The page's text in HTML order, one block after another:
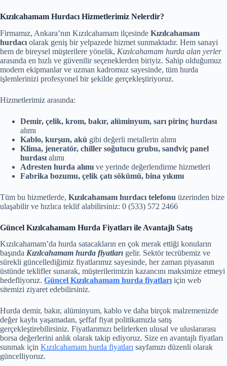
Kızılcahamam Hurdacı Hizmetlerimiz Nelerdir?
Firmamız, Ankara’nın Kızılcahamam ilçesinde Kızılcahamam
hurdacı olarak geniş bir yelpazede hizmet sunmaktadır. Hem sanayi
hem de bireysel müşterilere yönelik, Kızılcahamam hurda alan yerler
arasında en hızlı ve güvenilir seçeneklerden biriyiz. Sahip olduğumuz
modern ekipmanlar ve uzman kadromuz sayesinde, tüm hurda
işlemlerinizi profesyonel bir şekilde gerçekleştiriyoruz.
Hizmetlerimiz arasında:
Demir, çelik, krom, bakır, alüminyum, sarı pirinç hurdası
alımı
Kablo, kurşun, akü gibi değerli metallerin alımı
Klima, jeneratör, chiller soğutucu grubu, sandviç panel
hurdası alımı
Adresten hurda alımı ve yerinde değerlendirme hizmetleri
Fabrika bozumu, çelik çatı sökümü, bina yıkımı
Tüm bu hizmetlerde, Kızılcahamam hurdacı telefonu üzerinden bize
ulaşabilir ve hızlıca teklif alabilirsiniz: 0 (533) 572 2466
Güncel Kızılcahamam Hurda Fiyatları ile Avantajlı Satış
Kızılcahamam’da hurda satacakların en çok merak ettiği konuların
başında Kızılcahamam hurda fiyatları gelir. Sektör tecrübemiz ve
sürekli güncellediğimiz fiyatlarımız sayesinde, her zaman piyasanın
üstünde teklifler sunarak, müşterilerimizin kazancını maksimize etmeyi
hedefliyoruz. Güncel Kızılcahamam hurda fiyatları için web
sitemizi ziyaret edebilirsiniz.
Hurda demir, bakır, alüminyum, kablo ve daha birçok malzemenizde
değer kaybı yaşamadan, şeffaf fiyat politikamızla satış
gerçekleştirebilirsiniz. Fiyatlarımızı belirlerken ulusal ve uluslararası
borsa değerlerini anlık olarak takip ediyoruz. Size en avantajlı fiyatları
sunmak için Kızılcahamam hurda fiyatları sayfamızı düzenli olarak
güncelliyoruz.